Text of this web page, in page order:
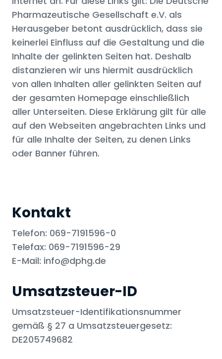
Pharmazeutische Gesellschaft e.V. als
Herausgeber betont ausdrücklich, dass sie
keinerlei Einfluss auf die Gestaltung und die
Inhalte der gelinkten Seiten hat. Deshalb
distanzieren wir uns hiermit ausdrücklich
von allen Inhalten aller gelinkten Seiten auf
der gesamten Homepage einschließlich
aller Unterseiten. Diese Erklärung gilt für alle
auf den Webseiten angebrachten Links und
für alle Inhalte der Seiten, zu denen Links
oder Banner führen.
Kontakt
Telefon: 069-7191596-0
Telefax: 069-7191596-29
E-Mail: info@dphg.de
Umsatzsteuer-ID
Umsatzsteuer-Identifikationsnummer
gemäß § 27 a Umsatzsteuergesetz:
DE205749682